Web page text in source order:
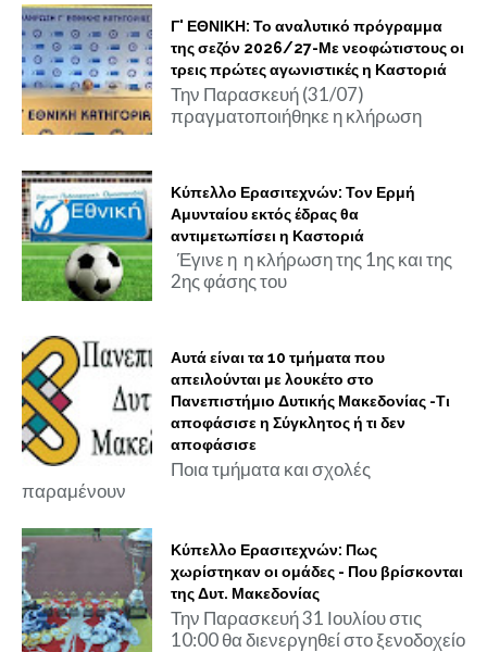
Γ' ΕΘΝΙΚΗ: Το αναλυτικό πρόγραμμα
της σεζόν 2026/27-Με νεοφώτιστους οι
τρεις πρώτες αγωνιστικές η Καστοριά
Την Παρασκευή (31/07)
πραγματοποιήθηκε η κλήρωση
Κύπελλο Ερασιτεχνών: Τον Ερμή
Αμυνταίου εκτός έδρας θα
αντιμετωπίσει η Καστοριά
Έγινε η η κλήρωση της 1ης και της
2ης φάσης του
Αυτά είναι τα 10 τμήματα που
απειλούνται με λουκέτο στο
Πανεπιστήμιο Δυτικής Μακεδονίας -Τι
αποφάσισε η Σύγκλητος ή τι δεν
αποφάσισε
Ποια τμήματα και σχολές
παραμένουν
Κύπελλο Ερασιτεχνών: Πως
χωρίστηκαν οι ομάδες - Που βρίσκονται
της Δυτ. Μακεδονίας
Την Παρασκευή 31 Ιουλίου στις
10:00 θα διενεργηθεί στο ξενοδοχείο